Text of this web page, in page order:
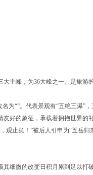
主峰，为36大峰之一。是旅游
为“”。代表景观有“五绝三瀑”
好的象征，承载着拥抱世界的礼
观止矣！”被后人引申为“五岳归
细微的改变日积月累到足以打